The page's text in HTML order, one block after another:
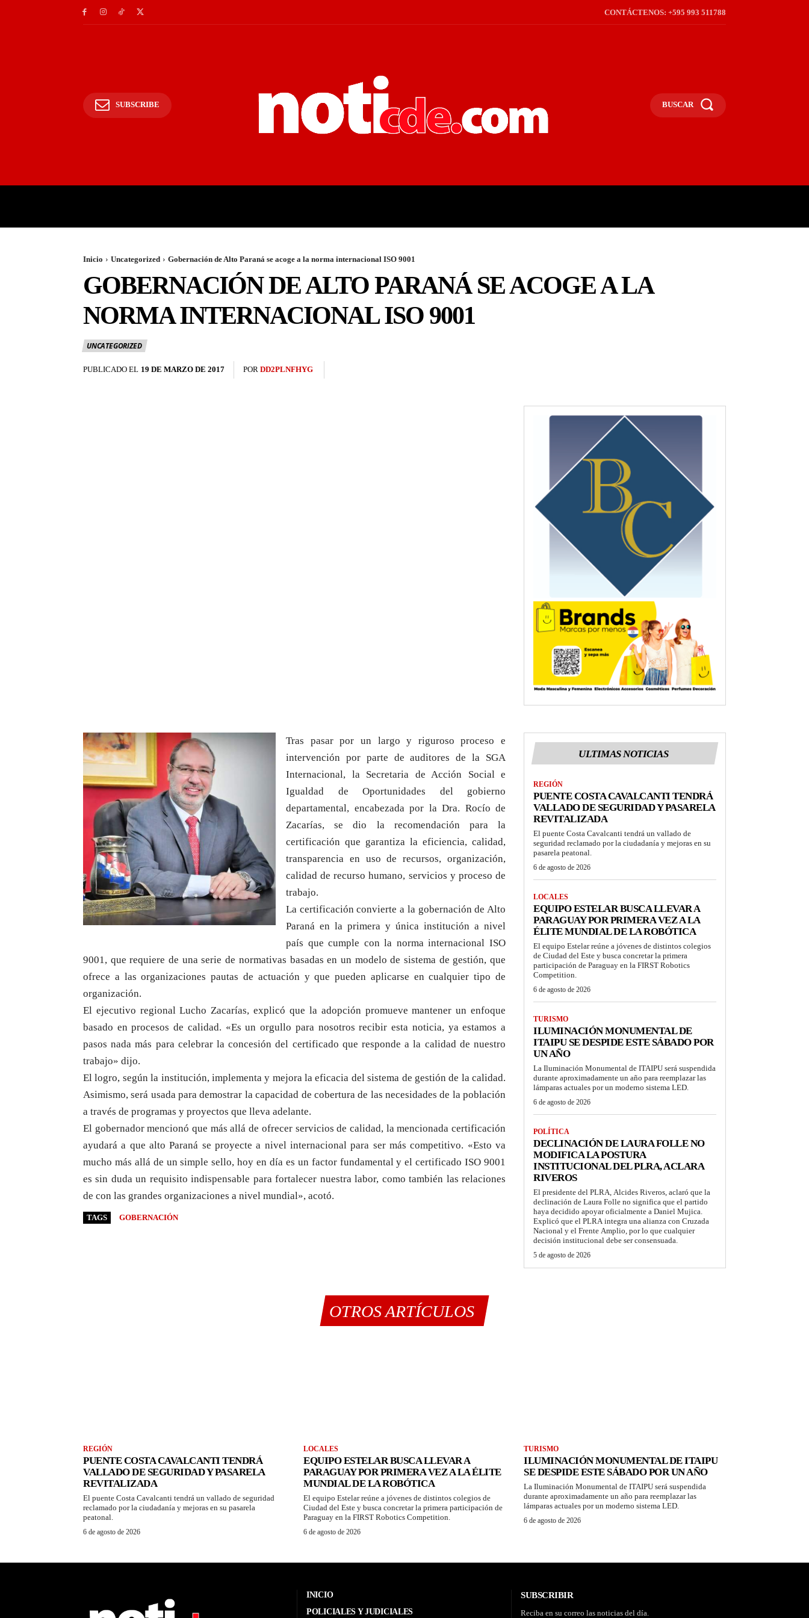
CONTÁCTENOS: +595 993 511788
SUBSCRIBE BUSCAR
Inicio Uncategorized Gobernación de Alto Paraná se acoge a la norma internacional ISO 9001
GOBERNACIÓN DE ALTO PARANÁ SE ACOGE A LA
NORMA INTERNACIONAL ISO 9001
UNCATEGORIZED
PUBLICADO EL 19 DE MARZO DE 2017 POR DD2PLNFHYG
Tras pasar por un largo y riguroso proceso e
intervención por parte de auditores de la SGA
Internacional, la Secretaria de Acción Social e
Igualdad de Oportunidades del gobierno
departamental, encabezada por la Dra. Rocío de
Zacarías, se dio la recomendación para la
certificación que garantiza la eficiencia, calidad,
transparencia en uso de recursos, organización,
calidad de recurso humano, servicios y proceso de
trabajo.
La certificación convierte a la gobernación de Alto
Paraná en la primera y única institución a nivel
país que cumple con la norma internacional ISO
9001, que requiere de una serie de normativas basadas en un modelo de sistema de gestión, que
ofrece a las organizaciones pautas de actuación y que pueden aplicarse en cualquier tipo de
organización.
El ejecutivo regional Lucho Zacarías, explicó que la adopción promueve mantener un enfoque
basado en procesos de calidad. «Es un orgullo para nosotros recibir esta noticia, ya estamos a
pasos nada más para celebrar la concesión del certificado que responde a la calidad de nuestro
trabajo» dijo.
El logro, según la institución, implementa y mejora la eficacia del sistema de gestión de la calidad.
Asimismo, será usada para demostrar la capacidad de cobertura de las necesidades de la población
a través de programas y proyectos que lleva adelante.
El gobernador mencionó que más allá de ofrecer servicios de calidad, la mencionada certificación
ayudará a que alto Paraná se proyecte a nivel internacional para ser más competitivo. «Esto va
mucho más allá de un simple sello, hoy en día es un factor fundamental y el certificado ISO 9001
es sin duda un requisito indispensable para fortalecer nuestra labor, como también las relaciones
de con las grandes organizaciones a nivel mundial», acotó.
TAGS GOBERNACIÓN
ULTIMAS NOTICIAS
REGIÓN
PUENTE COSTA CAVALCANTI TENDRÁ
VALLADO DE SEGURIDAD Y PASARELA
REVITALIZADA
El puente Costa Cavalcanti tendrá un vallado de
seguridad reclamado por la ciudadanía y mejoras en su
pasarela peatonal.
6 de agosto de 2026
LOCALES
EQUIPO ESTELAR BUSCA LLEVAR A
PARAGUAY POR PRIMERA VEZ A LA
ÉLITE MUNDIAL DE LA ROBÓTICA
El equipo Estelar reúne a jóvenes de distintos colegios
de Ciudad del Este y busca concretar la primera
participación de Paraguay en la FIRST Robotics
Competition.
6 de agosto de 2026
TURISMO
ILUMINACIÓN MONUMENTAL DE
ITAIPU SE DESPIDE ESTE SÁBADO POR
UN AÑO
La Iluminación Monumental de ITAIPU será suspendida
durante aproximadamente un año para reemplazar las
lámparas actuales por un moderno sistema LED.
6 de agosto de 2026
POLÍTICA
DECLINACIÓN DE LAURA FOLLE NO
MODIFICA LA POSTURA
INSTITUCIONAL DEL PLRA, ACLARA
RIVEROS
El presidente del PLRA, Alcides Riveros, aclaró que la
declinación de Laura Folle no significa que el partido
haya decidido apoyar oficialmente a Daniel Mujica.
Explicó que el PLRA integra una alianza con Cruzada
Nacional y el Frente Amplio, por lo que cualquier
decisión institucional debe ser consensuada.
5 de agosto de 2026
OTROS ARTÍCULOS
REGIÓN
PUENTE COSTA CAVALCANTI TENDRÁ
VALLADO DE SEGURIDAD Y PASARELA
REVITALIZADA
El puente Costa Cavalcanti tendrá un vallado de seguridad
reclamado por la ciudadanía y mejoras en su pasarela
peatonal.
6 de agosto de 2026
LOCALES
EQUIPO ESTELAR BUSCA LLEVAR A
PARAGUAY POR PRIMERA VEZ A LA ÉLITE
MUNDIAL DE LA ROBÓTICA
El equipo Estelar reúne a jóvenes de distintos colegios de
Ciudad del Este y busca concretar la primera participación de
Paraguay en la FIRST Robotics Competition.
6 de agosto de 2026
TURISMO
ILUMINACIÓN MONUMENTAL DE ITAIPU
SE DESPIDE ESTE SÁBADO POR UN AÑO
La Iluminación Monumental de ITAIPU será suspendida
durante aproximadamente un año para reemplazar las
lámparas actuales por un moderno sistema LED.
6 de agosto de 2026
INICIO
POLICIALES Y JUDICIALES
SUBSCRIBIR
Reciba en su correo las noticias del día.